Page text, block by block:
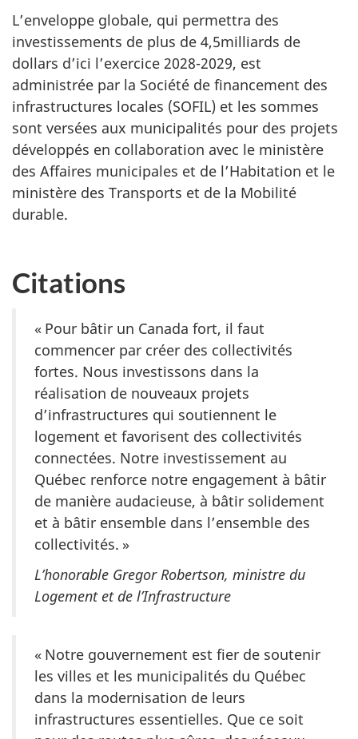
L’enveloppe globale, qui permettra des
investissements de plus de 4,5milliards de
dollars d’ici l’exercice 2028-2029, est
administrée par la Société de financement des
infrastructures locales (SOFIL) et les sommes
sont versées aux municipalités pour des projets
développés en collaboration avec le ministère
des Affaires municipales et de l’Habitation et le
ministère des Transports et de la Mobilité
durable.
Citations
« Pour bâtir un Canada fort, il faut
commencer par créer des collectivités
fortes. Nous investissons dans la
réalisation de nouveaux projets
d’infrastructures qui soutiennent le
logement et favorisent des collectivités
connectées. Notre investissement au
Québec renforce notre engagement à bâtir
de manière audacieuse, à bâtir solidement
et à bâtir ensemble dans l’ensemble des
collectivités. »
L’honorable Gregor Robertson, ministre du
Logement et de l’Infrastructure
« Notre gouvernement est fier de soutenir
les villes et les municipalités du Québec
dans la modernisation de leurs
infrastructures essentielles. Que ce soit